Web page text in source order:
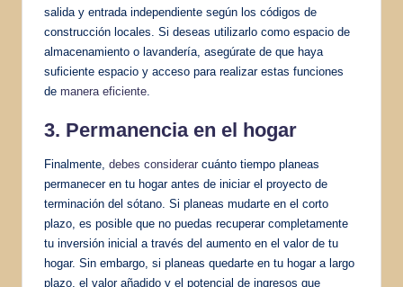
salida y entrada independiente según los códigos de
construcción locales. Si deseas utilizarlo como espacio de
almacenamiento o lavandería, asegúrate de que haya
suficiente espacio y acceso para realizar estas funciones
de manera eficiente
3. Permanencia en el hogar
Finalmente, debes considerar cuánto tiempo planeas
permanecer en tu hogar antes de iniciar el proyecto de
terminación del sótano. Si planeas mudarte en el corto
plazo, es posible que no puedas recuperar completamente
tu inversión inicial a través del aumento en el valor de tu
hogar. Sin embargo, si planeas quedarte en tu hogar a largo
plazo, el valor añadido y el potencial de ingresos que